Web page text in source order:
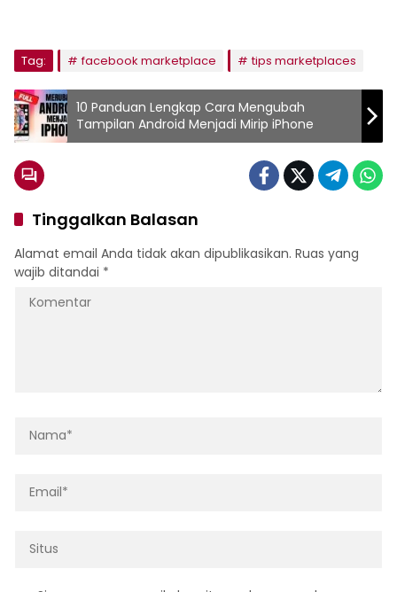
Tag: facebook marketplace tips marketplaces
10 Panduan Lengkap Cara Mengubah
Tampilan Android Menjadi Mirip iPhone
Tinggalkan Balasan
Alamat email Anda tidak akan dipublikasikan. Ruas yang
wajib ditandai *